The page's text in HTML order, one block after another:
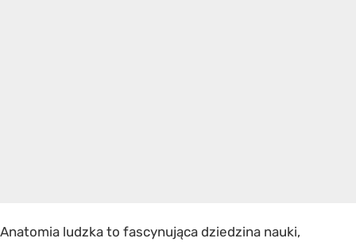
Anatomia ludzka to fascynująca dziedzina nauki,